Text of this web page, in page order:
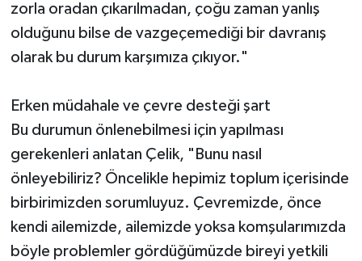
zorla oradan çıkarılmadan, çoğu zaman yanlış
olduğunu bilse de vazgeçemediği bir davranış
olarak bu durum karşımıza çıkıyor."
Erken müdahale ve çevre desteği şart
Bu durumun önlenebilmesi için yapılması
gerekenleri anlatan Çelik, "Bunu nasıl
önleyebiliriz? Öncelikle hepimiz toplum içerisinde
birbirimizden sorumluyuz. Çevremizde, önce
kendi ailemizde, ailemizde yoksa komşularımızda
böyle problemler gördüğümüzde bireyi yetkili